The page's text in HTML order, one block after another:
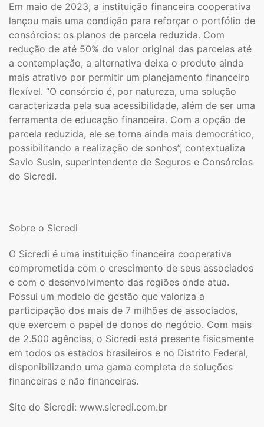
Em maio de 2023, a instituição financeira cooperativa
lançou mais uma condição para reforçar o portfólio de
consórcios: os planos de parcela reduzida. Com
redução de até 50% do valor original das parcelas até
a contemplação, a alternativa deixa o produto ainda
mais atrativo por permitir um planejamento financeiro
flexível. “O consórcio é, por natureza, uma solução
caracterizada pela sua acessibilidade, além de ser uma
ferramenta de educação financeira. Com a opção de
parcela reduzida, ele se torna ainda mais democrático,
possibilitando a realização de sonhos”, contextualiza
Savio Susin, superintendente de Seguros e Consórcios
do Sicredi.
Sobre o Sicredi
O Sicredi é uma instituição financeira cooperativa
comprometida com o crescimento de seus associados
e com o desenvolvimento das regiões onde atua.
Possui um modelo de gestão que valoriza a
participação dos mais de 7 milhões de associados,
que exercem o papel de donos do negócio. Com mais
de 2.500 agências, o Sicredi está presente fisicamente
em todos os estados brasileiros e no Distrito Federal,
disponibilizando uma gama completa de soluções
financeiras e não financeiras.
Site do Sicredi: www.sicredi.com.br